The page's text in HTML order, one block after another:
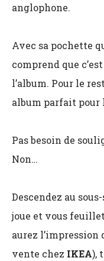
anglophone.
Avec sa pochette
comprend que
l’album. Pour le
album parfait pour
Pas besoin de
Non…
Descendez au
joue et vous
aurez l’impression
vente chez IKEA),